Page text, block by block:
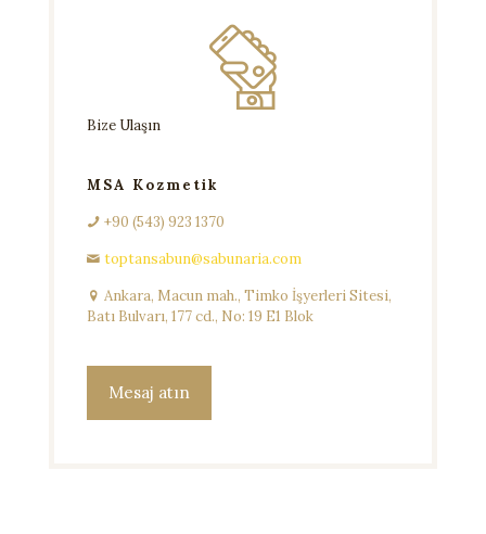
Bize Ulaşın
MSA Kozmetik
+90 (543) 923 1370
toptansabun@sabunaria.com
Ankara, Macun mah., Timko İşyerleri Sitesi,
Batı Bulvarı, 177 cd., No: 19 E1 Blok
Mesaj atın